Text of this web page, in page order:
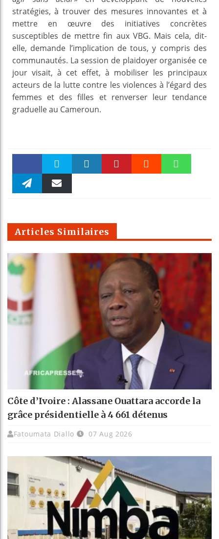
stratégies, à trouver des mesures innovantes et à
mettre en œuvre des initiatives concrètes
susceptibles de mettre fin aux VBG. Mais cela, dit-
elle, demande l’implication de tous, y compris des
communautés. La session de plaidoyer organisée ce
jour visait, à cet effet, à mobiliser les principaux
acteurs de la lutte contre les violences à l’égard des
femmes et des filles et renverser leur tendance
graduelle au Cameroun.
Faceboo Twitter
m
Articles Similaires
Côte d’Ivoire : Alassane Ouattara accorde la
grâce présidentielle à 4 661 détenus
Fatoumata Diallo 07 Aug 2026